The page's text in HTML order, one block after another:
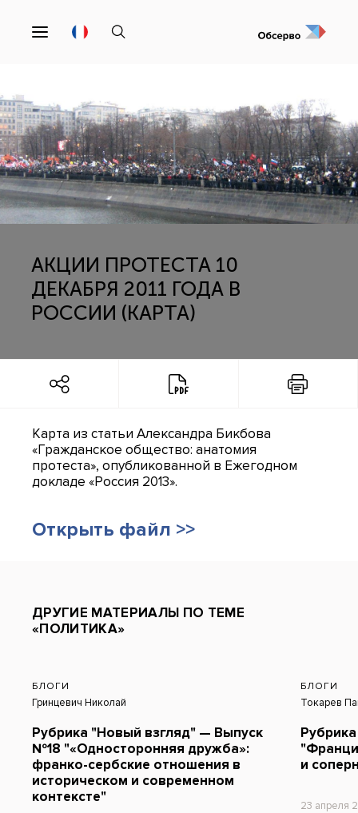
АКЦИИ ПРОТЕСТА 10
ДЕКАБРЯ 2011 ГОДА В
РОССИИ (КАРТА)
Карта из статьи Александра Бикбова
«Гражданское общество: анатомия
протеста», опубликованной в Ежегодном
докладе «Россия 2013».
Открыть файл >>
ДРУГИЕ МАТЕРИАЛЫ ПО ТЕМЕ
«ПОЛИТИКА»
БЛОГИ
Гринцевич Николай
Рубрика "Новый взгляд" — Выпуск
№18 "«Односторонняя дружба»:
франко-сербские отношения в
историческом и современном
контексте"
БЛОГИ
Токарев
и
23 апреля